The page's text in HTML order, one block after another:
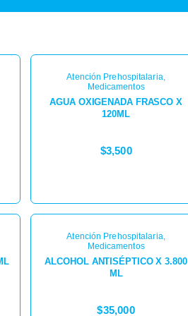
Atención Prehospitalaria,
Medicamentos
AGUA OXIGENADA FRASCO X
120ML
$3,500
Atención Prehospitalaria,
Medicamentos
ALCOHOL ANTISÉPTICO X 3.800
ML
$35,000